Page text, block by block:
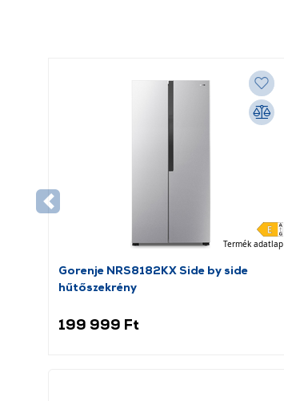
Termék adatlap
Gorenje NRS8182KX Side by side
hűtőszekrény
199 999 Ft